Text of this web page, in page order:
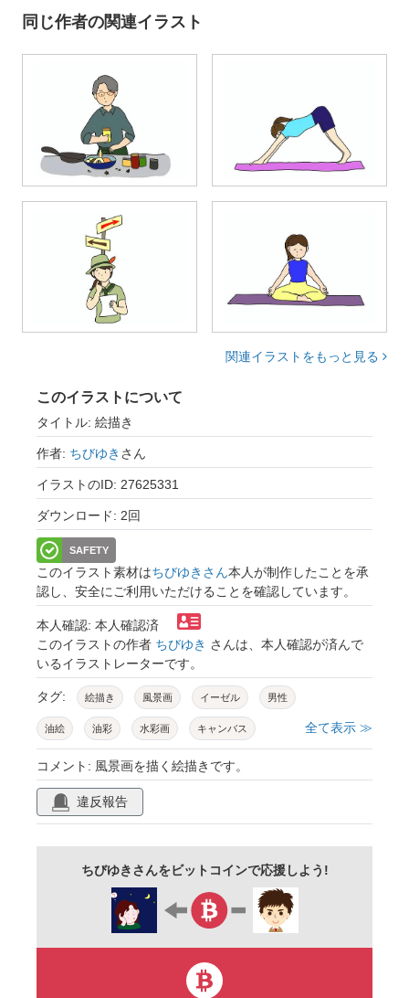
同じ作者の関連イラスト
関連イラストをもっと見る
このイラストについて
タイトル: 絵描き
作者: ちびゆき さん
イラストのID: 27625331
ダウンロード: 2回
SAFETY
このイラスト素材はちびゆきさん本人が制作したことを承
認し、安全にご利用いただけることを確認しています。
本人確認: 本人確認済
このイラストの作者 ちびゆき さんは、本人確認が済んで
いるイラストレーターです。
タグ: 絵描き 風景画 イーゼル 男性
油絵 油彩 水彩画 キャンバス
景色 趣味 美術 芸術家
アーティスト 模写
全て表示 ≫
コメント: 風景画を描く絵描きです。
違反報告
ちびゆきさんをビットコインで応援しよう!